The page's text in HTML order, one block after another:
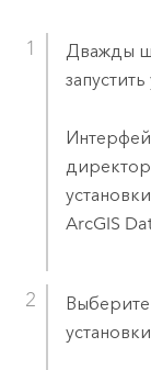
Дважды
ArcGIS